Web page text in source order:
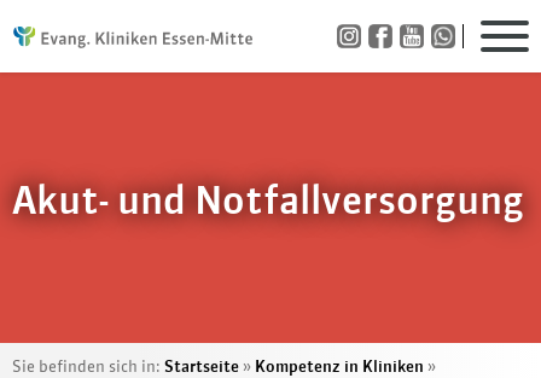
Akut- und Notfallversorgung
Sie befinden sich in: Startseite » Kompetenz in Kliniken »